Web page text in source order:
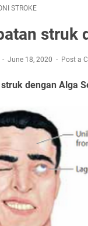
STROKE
struk
June 18, 2020 Post a
dengan Alga